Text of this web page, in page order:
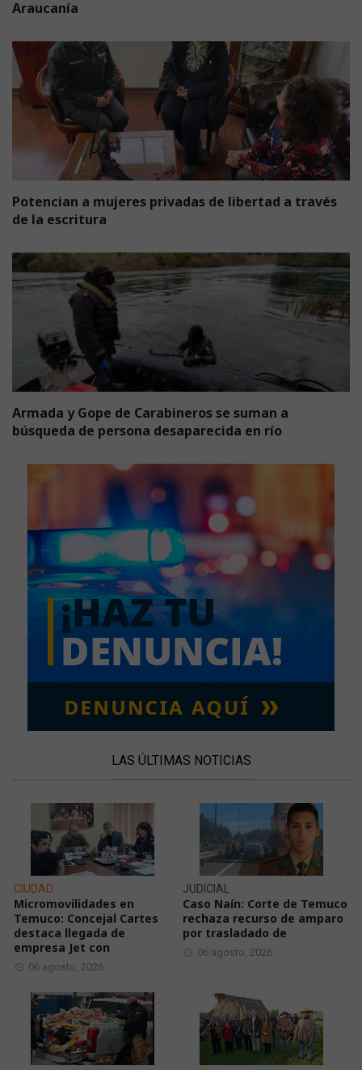
Araucanía
Potencian a mujeres privadas de libertad a través
de la escritura
Armada y Gope de Carabineros se suman a
búsqueda de persona desaparecida en río
LAS ÚLTIMAS NOTICIAS
CIUDAD
Micromovilidades en
Temuco: Concejal Cartes
destaca llegada de
empresa Jet con
06 agosto, 2026
JUDICIAL
Caso Naín: Corte de Temuco
rechaza recurso de amparo
por trasladado de
06 agosto, 2026